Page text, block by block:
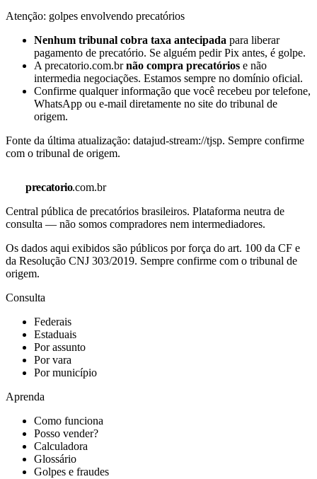
Atenção: golpes envolvendo precatórios
Nenhum tribunal cobra taxa antecipada para liberar
pagamento de precatório. Se alguém pedir Pix antes, é golpe.
A precatorio.com.brnão compra precatórios e não
intermedia negociações. Estamos sempre no domínio oficial.
Confirme qualquer informação que você recebeu por telefone,
WhatsApp ou e-mail diretamente no site do tribunal de
origem.
Fonte da última atualização: datajud-stream://tjsp. Sempre confirme
com o tribunal de origem.
precatorio.com.br
Central pública de precatórios brasileiros. Plataforma neutra de
consulta — não somos compradores nem intermediadores.
Os dados aqui exibidos são públicos por força do art. 100 da CF e
da Resolução CNJ 303/2019. Sempre confirme com o tribunal de
origem.
Consulta
Federais
Estaduais
Por assunto
Por vara
Por município
Aprenda
Como funciona
Posso vender?
Calculadora
Glossário
Golpes e fraudes